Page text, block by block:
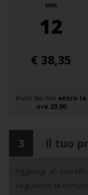
MER
12
€ 38,35
Invio dei file entro le
ore 23:00
3 Il tuo
Aggiungi al
seguendo le